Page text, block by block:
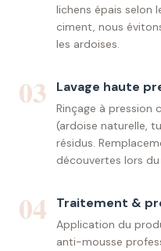
lichens épais selon
ciment, nous
les ardoises.
03 Lavage haute
Rinçage à pression
(ardoise naturelle,
résidus.
découvertes lors
04 Traitement &
Application du
anti-mousse